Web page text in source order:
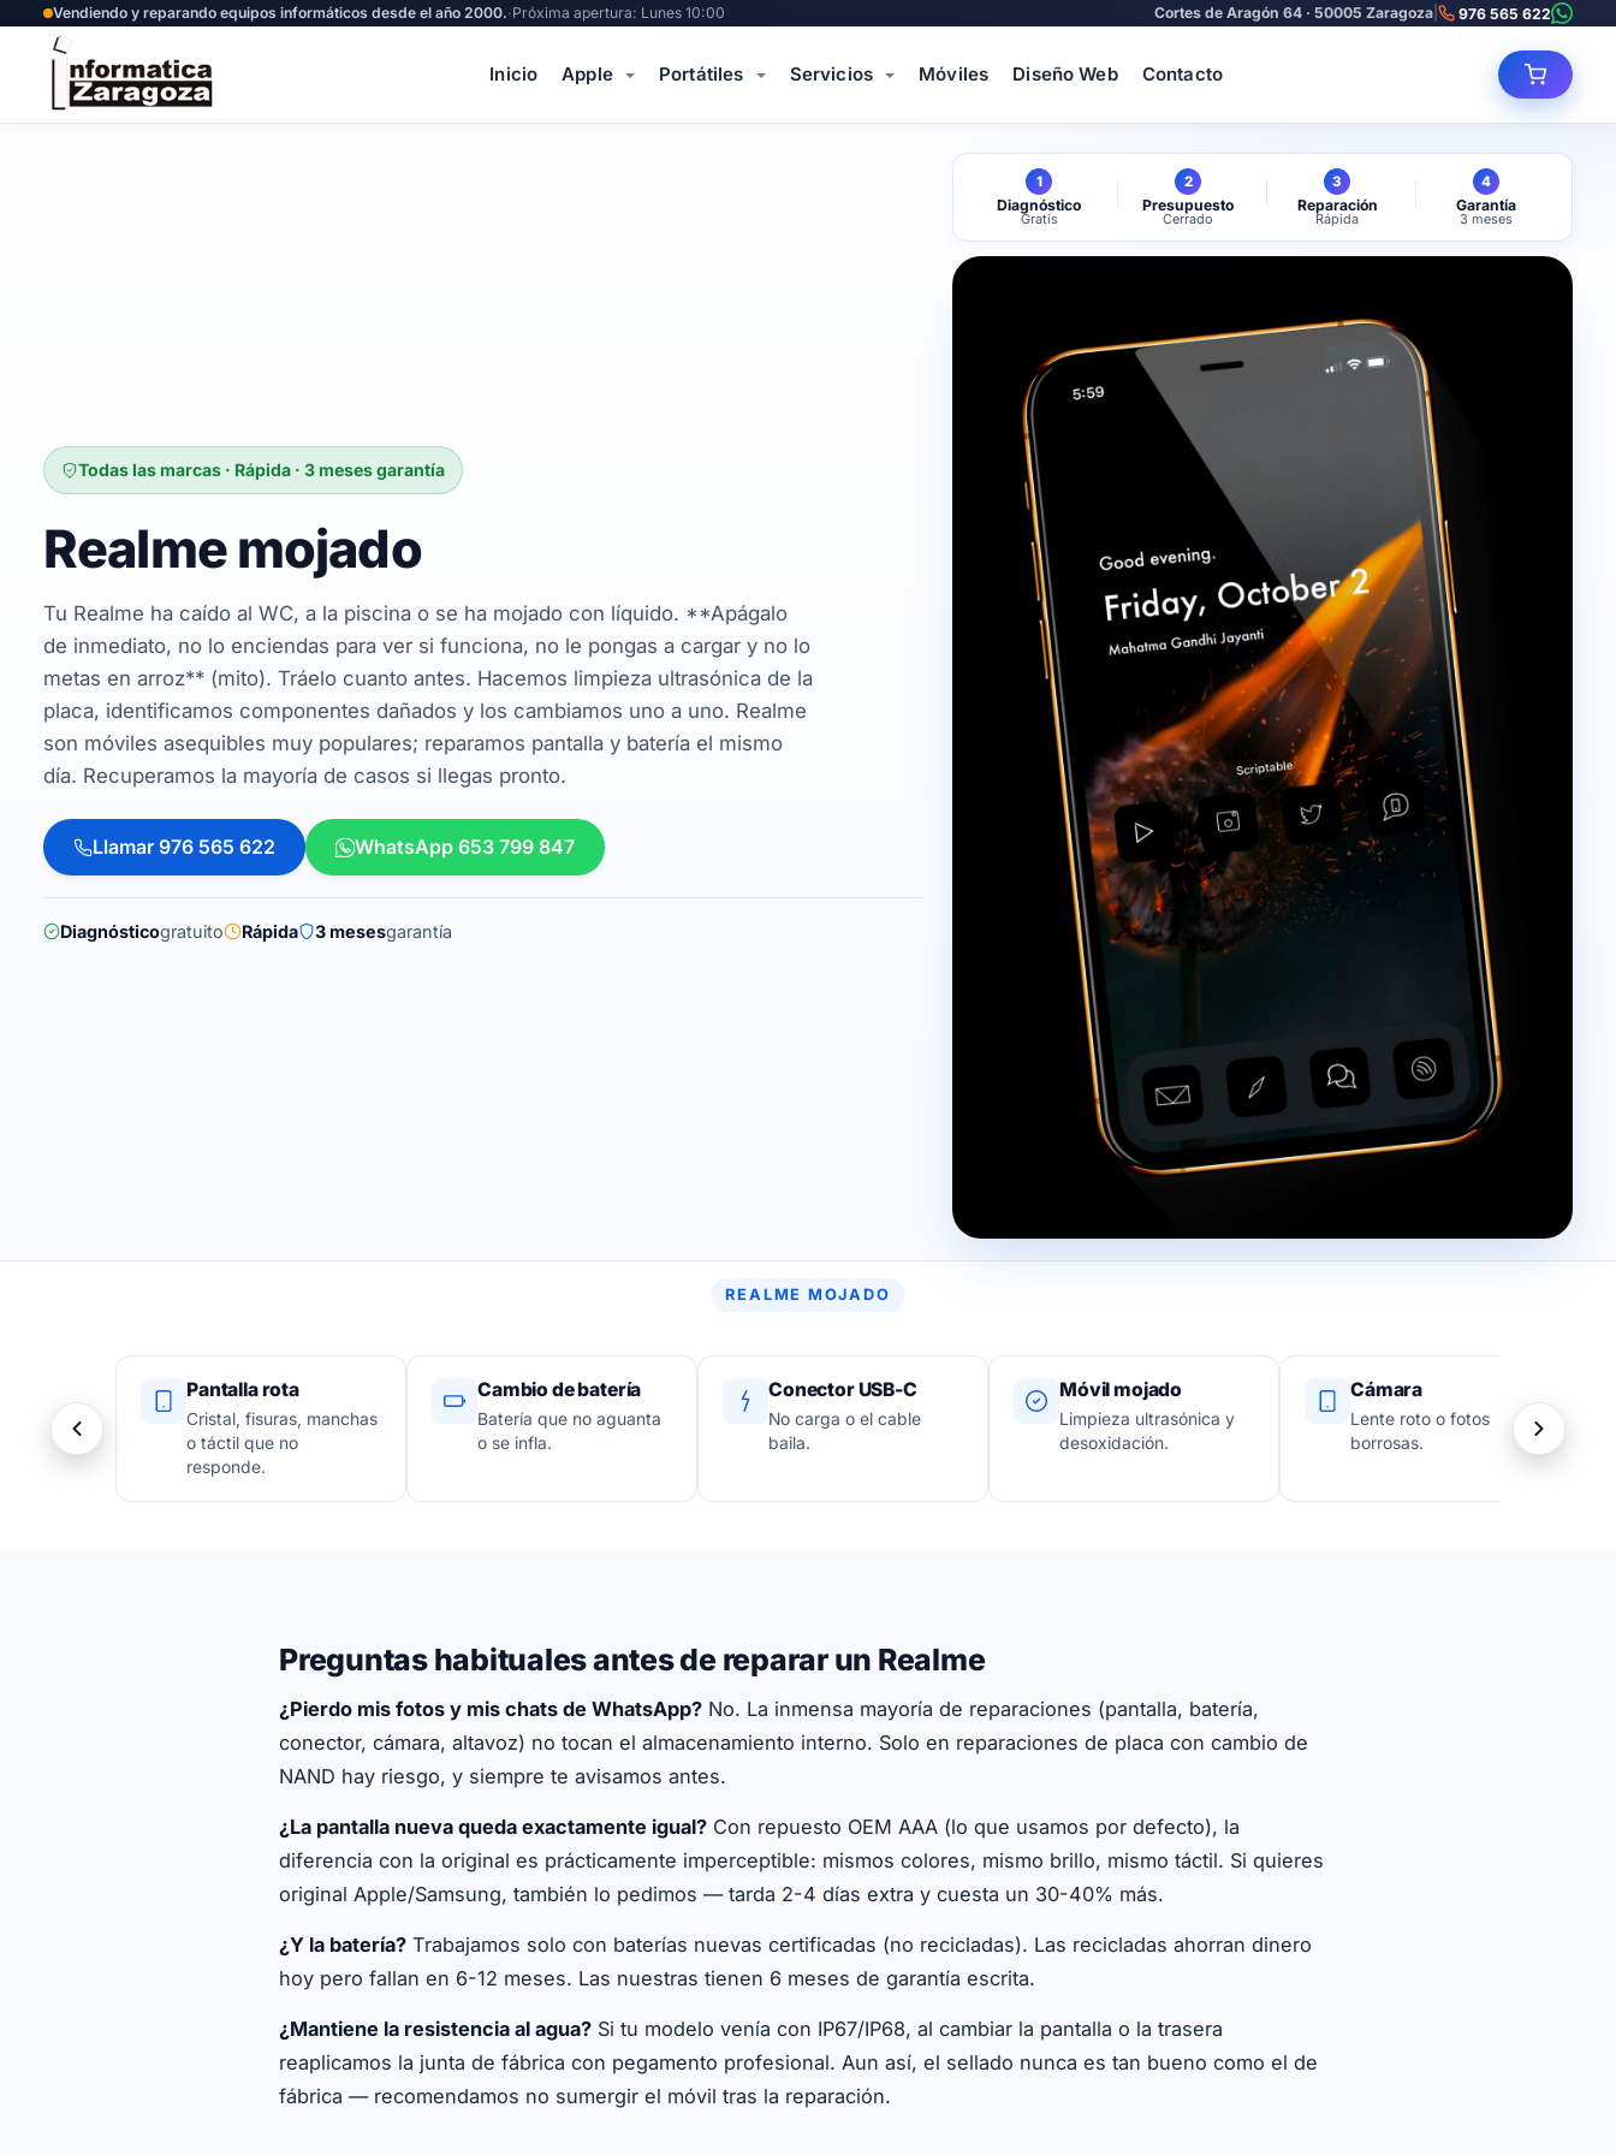
Vendiendo y reparando equipos informáticos desde el año 2000.·Próxima apertura: Lunes 10:00 Cortes de Aragón 64 · 50005 Zaragoza 976 565 622
Inicio Apple Portátiles Servicios Móviles Diseño Web Contacto
Todas las marcas · Rápida · 3 meses garantía
Realme mojado
Tu Realme ha caído al WC, a la piscina o se ha mojado con líquido. **Apágalo
de inmediato, no lo enciendas para ver si funciona, no le pongas a cargar y no lo
metas en arroz** (mito). Tráelo cuanto antes. Hacemos limpieza ultrasónica de la
placa, identificamos componentes dañados y los cambiamos uno a uno. Realme
son móviles asequibles muy populares; reparamos pantalla y batería el mismo
día. Recuperamos la mayoría de casos si llegas pronto.
Llamar 976 565 622 WhatsApp 653 799 847
Diagnósticogratuito Rápida 3 mesesgarantía
1
Diagnóstico
Gratis
2
Presupuesto
Cerrado
3
Reparación
Rápida
4
Garantía
3 meses
REALME MOJADO
Pantalla rota
Cristal, fisuras, manchas
o táctil que no
responde.
Cambio de batería
Batería que no aguanta
o se infla.
Conector USB-C
No carga o el cable
baila.
Móvil mojado
Limpieza ultrasónica y
desoxidación.
Cámara
Lente roto o fotos
borrosas.
Preguntas habituales antes de reparar un Realme
¿Pierdo mis fotos y mis chats de WhatsApp? No. La inmensa mayoría de reparaciones (pantalla, batería,
conector, cámara, altavoz) no tocan el almacenamiento interno. Solo en reparaciones de placa con cambio de
NAND hay riesgo, y siempre te avisamos antes.
¿La pantalla nueva queda exactamente igual? Con repuesto OEM AAA (lo que usamos por defecto), la
diferencia con la original es prácticamente imperceptible: mismos colores, mismo brillo, mismo táctil. Si quieres
original Apple/Samsung, también lo pedimos — tarda 2-4 días extra y cuesta un 30-40% más.
¿Y la batería? Trabajamos solo con baterías nuevas certificadas (no recicladas). Las recicladas ahorran dinero
hoy pero fallan en 6-12 meses. Las nuestras tienen 6 meses de garantía escrita.
¿Mantiene la resistencia al agua? Si tu modelo venía con IP67/IP68, al cambiar la pantalla o la trasera
reaplicamos la junta de fábrica con pegamento profesional. Aun así, el sellado nunca es tan bueno como el de
fábrica — recomendamos no sumergir el móvil tras la reparación.